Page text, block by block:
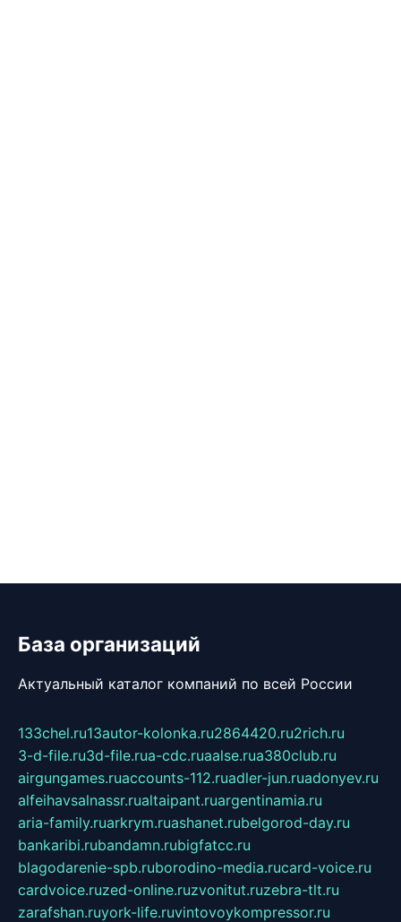
База организаций
Актуальный каталог компаний по всей России
133chel.ru13autor-kolonka.ru2864420.ru2rich.ru
3-d-file.ru3d-file.rua-cdc.ruaalse.rua380club.ru
airgungames.ruaccounts-112.ruadler-jun.ruadonyev.ru
alfeihavsalnassr.rualtaipant.ruargentinamia.ru
aria-family.ruarkrym.ruashanet.rubelgorod-day.ru
bankaribi.rubandamn.rubigfatcc.ru
blagodarenie-spb.ruborodino-media.rucard-voice.ru
cardvoice.ruzed-online.ruzvonitut.ruzebra-tlt.ru
zarafshan.ruyork-life.ruvintovoykompressor.ru